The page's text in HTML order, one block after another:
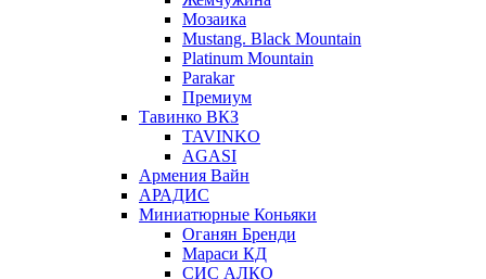
Мозаика
Mustang. Black Mountain
Platinum Mountain
Parakar
Премиум
Тавинко ВКЗ
TAVINKO
AGASI
Армения Вайн
АРАДИС
Миниатюрные Коньяки
Оганян Бренди
Мараси КД
СИС АЛКО